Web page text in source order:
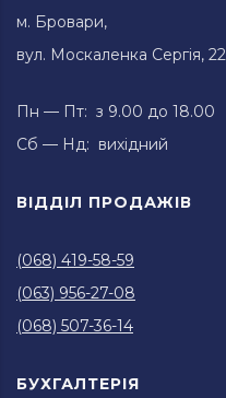
м. Бровари,
вул. Москаленка Сергія, 22
Пн — Пт: з 9.00 до 18.00
Сб — Нд: вихідний
ВІДДІЛ ПРОДАЖІВ
(068) 419-58-59
(063) 956-27-08
(068) 507-36-14
БУХГАЛТЕРІЯ